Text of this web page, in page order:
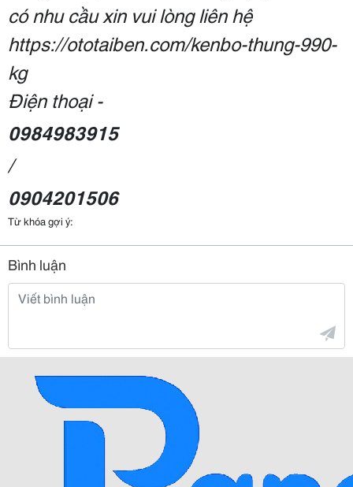
có nhu cầu xin vui lòng liên hệ
https://ototaiben.com/kenbo-thung-990-
kg
Điện thoại -
0984983915
/
0904201506
Từ khóa gợi ý:
Bình luận